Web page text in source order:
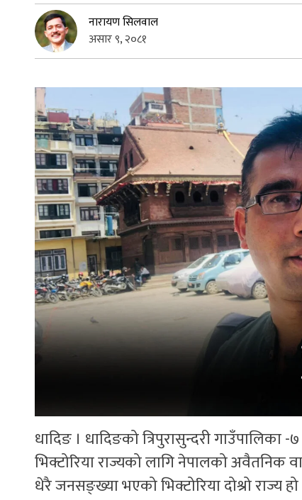
नारायण सिलवाल
असार ९, २०८१
धादिङ । धादिङको त्रिपुरासुन्दरी
भिक्टोरिया राज्यको लागि नेपालको अवैतनिक
धेरै जनसङ्ख्या भएको भिक्टोरिया दोश्रो राज्य हो